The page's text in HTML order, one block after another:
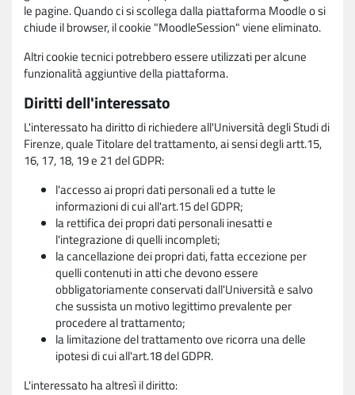
le pagine. Quando ci si scollega dalla piattaforma Moodle o si
chiude il browser, il cookie "MoodleSession" viene eliminato.
Altri cookie tecnici potrebbero essere utilizzati per alcune
funzionalità aggiuntive della piattaforma.
Diritti dell'interessato
L'interessato ha diritto di richiedere all'Università degli Studi di
Firenze, quale Titolare del trattamento, ai sensi degli artt.15,
16, 17, 18, 19 e 21 del GDPR:
l'accesso ai propri dati personali ed a tutte le
informazioni di cui all'art.15 del GDPR;
la rettifica dei propri dati personali inesatti e
l'integrazione di quelli incompleti;
la cancellazione dei propri dati, fatta eccezione per
quelli contenuti in atti che devono essere
obbligatoriamente conservati dall'Università e salvo
che sussista un motivo legittimo prevalente per
procedere al trattamento;
la limitazione del trattamento ove ricorra una delle
ipotesi di cui all'art.18 del GDPR.
L'interessato ha altresì il diritto: